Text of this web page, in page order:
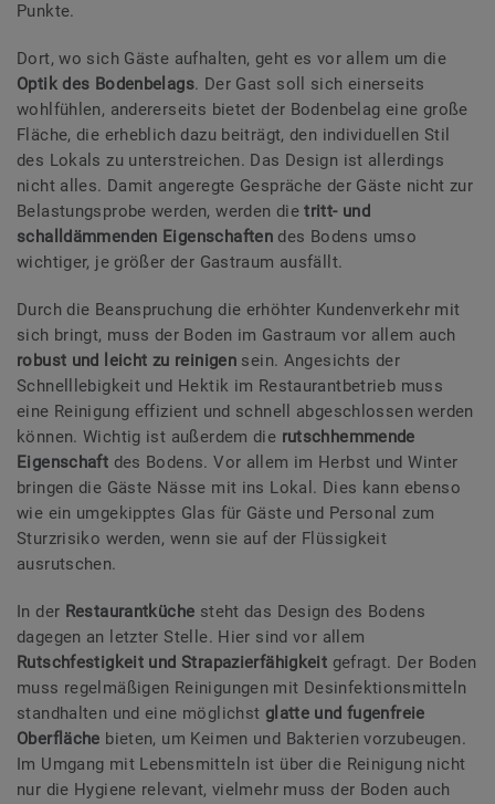
Punkte.
Dort, wo sich Gäste aufhalten, geht es vor allem um die
Optik des Bodenbelags. Der Gast soll sich einerseits
wohlfühlen, andererseits bietet der Bodenbelag eine große
Fläche, die erheblich dazu beiträgt, den individuellen Stil
des Lokals zu unterstreichen. Das Design ist allerdings
nicht alles. Damit angeregte Gespräche der Gäste nicht zur
Belastungsprobe werden, werden dietritt- und
schalldämmenden Eigenschaften des Bodens umso
wichtiger, je größer der Gastraum ausfällt.
Durch die Beanspruchung die erhöhter Kundenverkehr mit
sich bringt, muss der Boden im Gastraum vor allem auch
robust und leicht zu reinigen sein. Angesichts der
Schnelllebigkeit und Hektik im Restaurantbetrieb muss
eine Reinigung effizient und schnell abgeschlossen werden
können. Wichtig ist außerdem die rutschhemmende
Eigenschaft des Bodens. Vor allem im Herbst und Winter
bringen die Gäste Nässe mit ins Lokal. Dies kann ebenso
wie ein umgekipptes Glas für Gäste und Personal zum
Sturzrisiko werden, wenn sie auf der Flüssigkeit
ausrutschen.
In der Restaurantküche steht das Design des Bodens
dagegen an letzter Stelle. Hier sind vor allem
Rutschfestigkeit und Strapazierfähigkeit gefragt. Der Boden
muss regelmäßigen Reinigungen mit Desinfektionsmitteln
standhalten und eine möglichst glatte und fugenfreie
Oberfläche bieten, um Keimen und Bakterien vorzubeugen.
Im Umgang mit Lebensmitteln ist über die Reinigung nicht
nur die Hygiene relevant, vielmehr muss der Boden auch